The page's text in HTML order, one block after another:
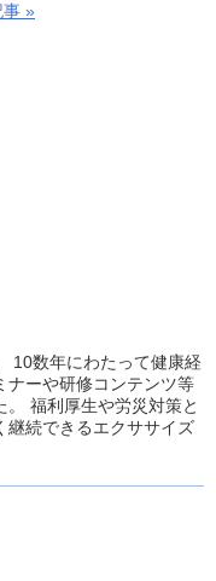
事 »
10数年にわたって健康経
ナーや研修コンテンツ等
福利厚生や労災対策と
継続できるエクササイズ